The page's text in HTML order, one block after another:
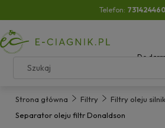
Telefon: 731424460
Do
Strona główna Filtry Filtry oleju
Separator oleju filtr Donaldson